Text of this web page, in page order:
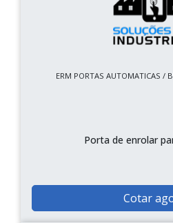
ERM PORTAS AUTOMATICAS /
Porta de enrolar
Cotar